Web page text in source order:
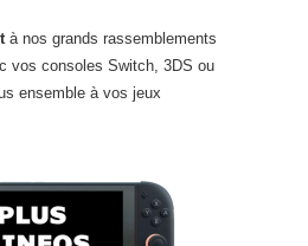
à nos grands rassemblements
vos consoles Switch, 3DS ou
ensemble à vos jeux